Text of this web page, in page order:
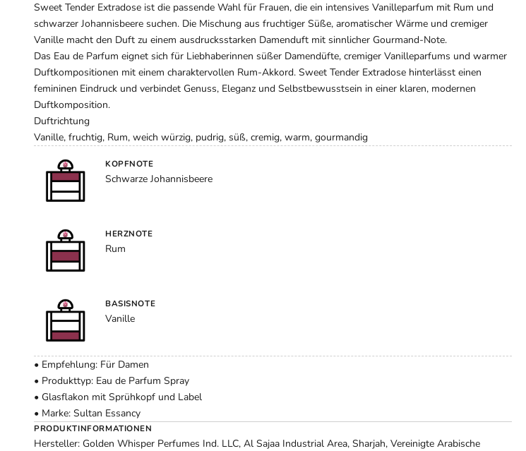
Sweet Tender Extradose ist die passende Wahl für Frauen, die ein intensives Vanilleparfum mit Rum und
schwarzer Johannisbeere suchen. Die Mischung aus fruchtiger Süße, aromatischer Wärme und cremiger
Vanille macht den Duft zu einem ausdrucksstarken Damenduft mit sinnlicher Gourmand-Note.
Das Eau de Parfum eignet sich für Liebhaberinnen süßer Damendüfte, cremiger Vanilleparfums und warmer
Duftkompositionen mit einem charaktervollen Rum-Akkord. Sweet Tender Extradose hinterlässt einen
femininen Eindruck und verbindet Genuss, Eleganz und Selbstbewusstsein in einer klaren, modernen
Duftkomposition.
Duftrichtung
Vanille, fruchtig, Rum, weich würzig, pudrig, süß, cremig, warm, gourmandig
KOPFNOTE
Schwarze Johannisbeere
HERZNOTE
Rum
BASISNOTE
Vanille
• Empfehlung: Für Damen
• Produkttyp: Eau de Parfum Spray
• Glasflakon mit Sprühkopf und Label
• Marke: Sultan Essancy
PRODUKTINFORMATIONEN
Hersteller: Golden Whisper Perfumes Ind. LLC, Al Sajaa Industrial Area, Sharjah, Vereinigte Arabische